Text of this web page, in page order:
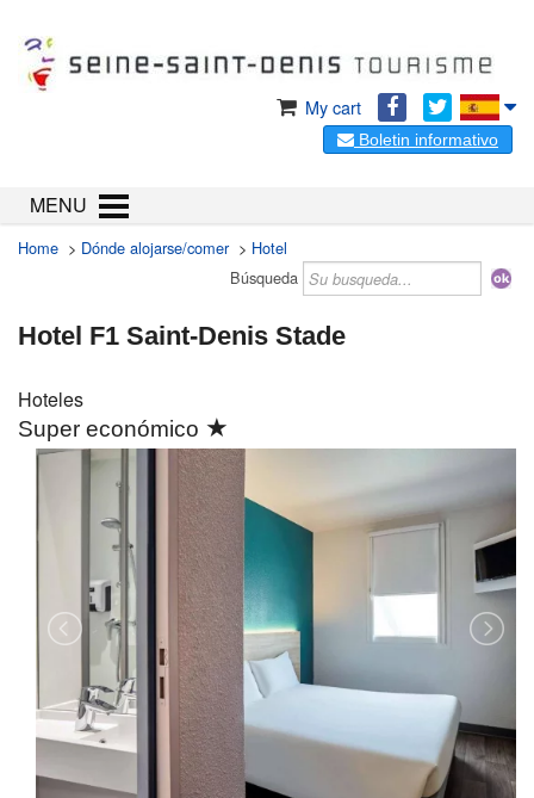
My cart
Boletin informativo
MENU
Home > Dónde alojarse/comer> Hotel
Búsqueda
Hotel F1 Saint-Denis Stade
Hoteles
Super económico ★